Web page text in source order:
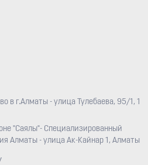
в г.Алматы - улица Тулебаева, 95/1, 1
"Саялы"- Специализированный
Алматы - улица Ак-Кайнар 1, Алматы